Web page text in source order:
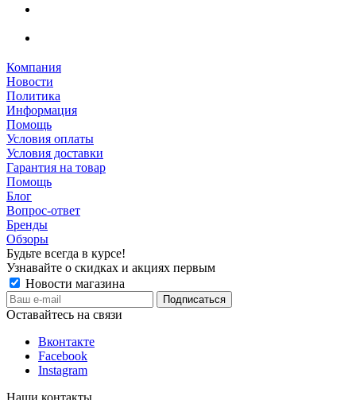
Компания
Новости
Политика
Информация
Помощь
Условия оплаты
Условия доставки
Гарантия на товар
Помощь
Блог
Вопрос-ответ
Бренды
Обзоры
Будьте всегда в курсе!
Узнавайте о скидках и акциях первым
Новости магазина
Оставайтесь на связи
Вконтакте
Facebook
Instagram
Наши контакты